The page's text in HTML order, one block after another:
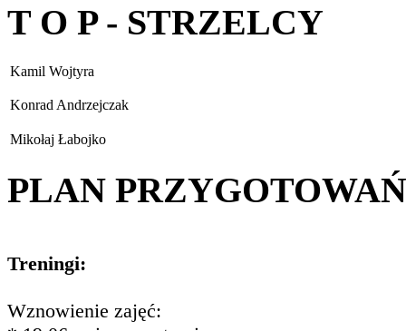
T O P - STRZELCY
Kamil Wojtyra
Konrad Andrzejczak
Mikołaj Łabojko
PLAN PRZYGOTOWAŃ
Treningi:
Wznowienie zajęć: